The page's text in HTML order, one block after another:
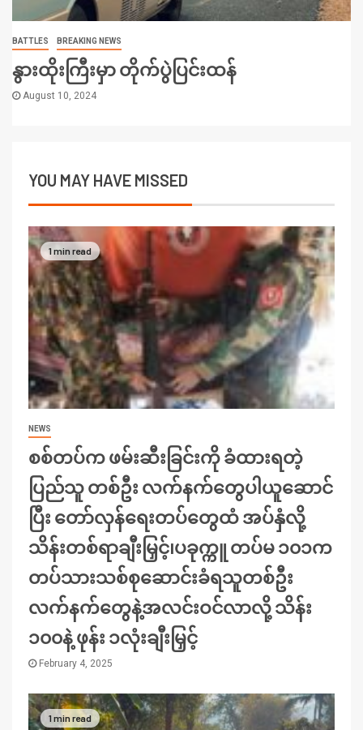
BATTLES BREAKING NEWS
နွားထိုးကြီးမှာ တိုက်ပွဲပြင်းထန်
August 10, 2024
YOU MAY HAVE MISSED
1 min read
NEWS
စစ်တပ်က ဖမ်းဆီးခြင်းကို ခံထားရတဲ့
ပြည်သူ တစ်ဦး လက်နက်တွေပါယူဆောင်
ပြီး တော်လှန်ရေးတပ်တွေထံ အပ်နှံလို့
သိန်းတစ်ရာချီးမြှင့်၊ပခုက္ကူ တပ်မ ၁၀၁က
တပ်သားသစ်စုဆောင်းခံရသူတစ်ဦး
လက်နက်တွေနဲ့အလင်းဝင်လာလို့ သိန်း
၁၀၀နဲ့ ဖုန်း ၁လုံးချီးမြှင့်
February 4, 2025
1 min read